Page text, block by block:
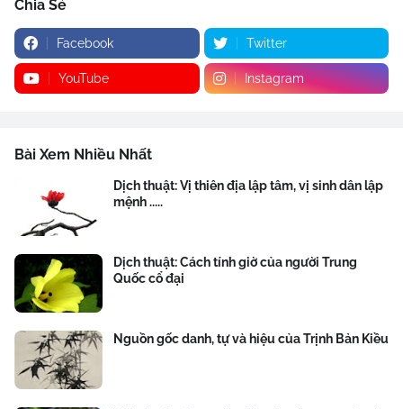
Chia Sẻ
Facebook Twitter
YouTube Instagram
Bài Xem Nhiều Nhất
Dịch thuật: Vị thiên địa lập tâm, vị sinh dân lập
mệnh .....
Dịch thuật: Cách tính giờ của người Trung
Quốc cổ đại
Nguồn gốc danh, tự và hiệu của Trịnh Bản Kiều